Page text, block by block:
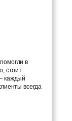
в
стоит
каждый
всегда